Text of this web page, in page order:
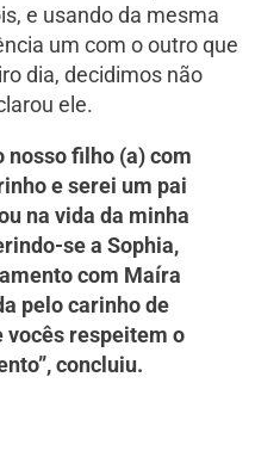
e usando da mesma
um com o outro que
dia, decidimos não
ele.
nosso filho (a) com
e serei um pai
na vida da minha
se a Sophia,
com Maíra
pelo carinho de
vocês respeitem o
concluiu.